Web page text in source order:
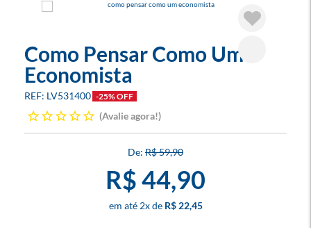
Como Pensar Como Um
Economista
LV531400 -25% OFF
Avalie agora!
R$ 59,90
R$ 44,90
2x R$ 22,45